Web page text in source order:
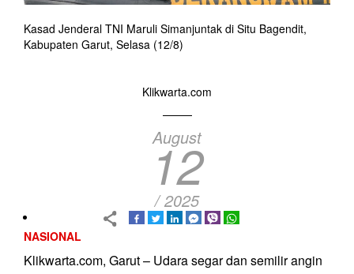
Kasad Jenderal TNI Maruli Simanjuntak di Situ Bagendit,
Kabupaten Garut, Selasa (12/8)
Klikwarta.com
August
12
/ 2025
NASIONAL
Klikwarta.com, Garut – Udara segar dan semilir angin